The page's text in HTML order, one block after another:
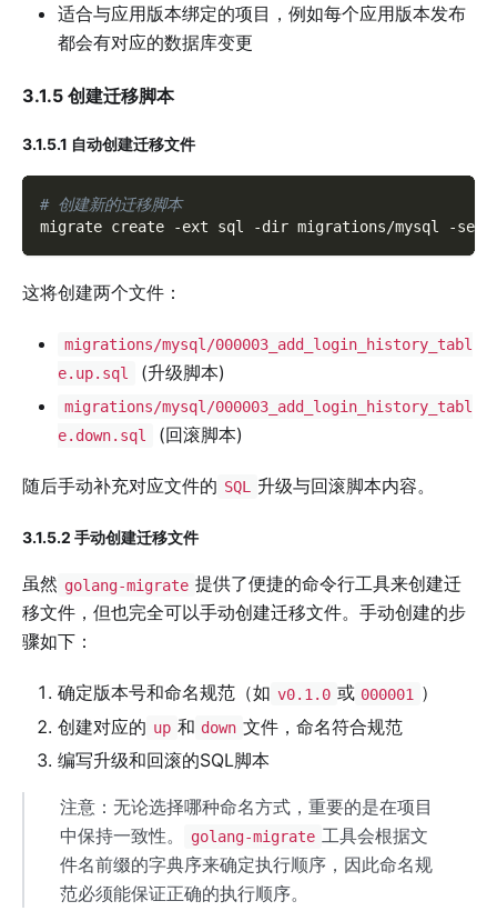
适合与应用版本绑定的项目，例如每个应用版本发布
都会有对应的数据库变更
3.1.5 创建迁移脚本
3.1.5.1 自动创建迁移文件
# 创建新的迁移脚本
migrate create
-ext sql -dir migrations/mysql -seq
这将创建两个文件：
migrations/mysql/000003_add_login_history_tabl
e.up.sql
(升级脚本)
migrations/mysql/000003_add_login_history_tabl
e.down.sql
(回滚脚本)
随后手动补充对应文件的 SQL 升级与回滚脚本内容。
3.1.5.2 手动创建迁移文件
虽然 golang-migrate 提供了便捷的命令行工具来创建迁
移文件，但也完全可以手动创建迁移文件。手动创建的步
骤如下：
确定版本号和命名规范（如 v0.1.0 或 000001
）
创建对应的 up 和 down 文件，命名符合规范
编写升级和回滚的SQL脚本
注意：无论选择哪种命名方式，重要的是在项目
中保持一致性。
golang-migrate 工具会根据文
件名前缀的字典序来确定执行顺序，因此命名规
范必须能保证正确的执行顺序。